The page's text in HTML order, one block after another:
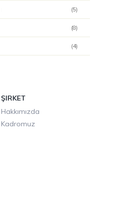
(5)
(8)
(4)
ŞIRKET
Hakkımızda
Kadromuz